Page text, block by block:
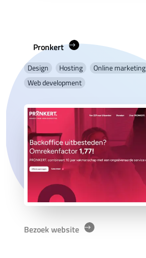
Pronkert
Design Hosting
Online marketing
Web development
Bezoek website